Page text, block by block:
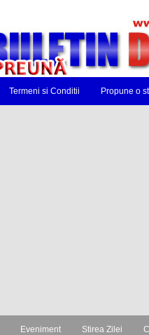
Termeni si Conditii Propune o
Eveniment Stirea Zilei